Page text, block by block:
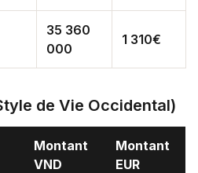
35 360
000
1 310€
de Vie Occidental)
Montant
VND
Montant
EUR